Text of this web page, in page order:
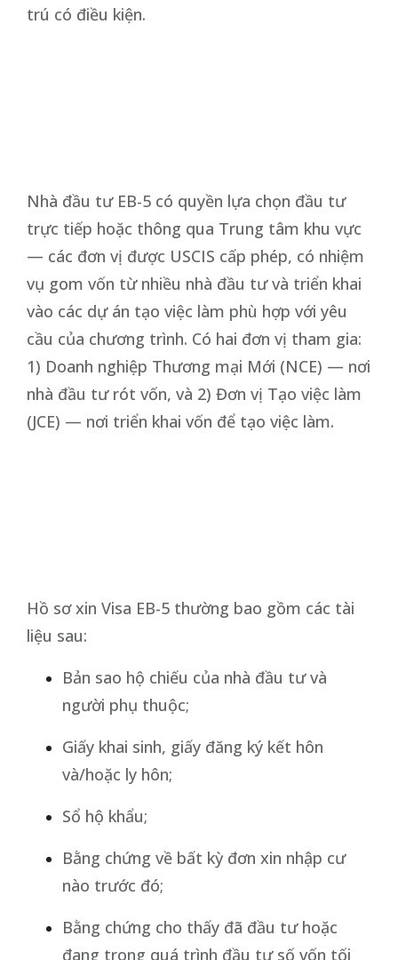
trú có điều kiện.
Nhà đầu tư EB-5 có quyền lựa chọn đầu tư
trực tiếp hoặc thông qua Trung tâm khu vực
— các đơn vị được USCIS cấp phép, có nhiệm
vụ gom vốn từ nhiều nhà đầu tư và triển khai
vào các dự án tạo việc làm phù hợp với yêu
cầu của chương trình. Có hai đơn vị tham gia:
1) Doanh nghiệp Thương mại Mới (NCE) — nơi
nhà đầu tư rót vốn, và 2) Đơn vị Tạo việc làm
(JCE) — nơi triển khai vốn để tạo việc làm.
Hồ sơ xin Visa EB-5 thường bao gồm các tài
liệu sau:
Bản sao hộ chiếu của nhà đầu tư và
người phụ thuộc;
Giấy khai sinh, giấy đăng ký kết hôn
và/hoặc ly hôn;
Sổ hộ khẩu;
Bằng chứng về bất kỳ đơn xin nhập cư
nào trước đó;
Bằng chứng cho thấy đã đầu tư hoặc
đang trong quá trình đầu tư số vốn tối